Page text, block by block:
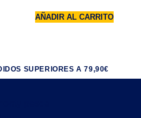
AÑADIR AL CARRITO
SUPERIORES A 79,90€